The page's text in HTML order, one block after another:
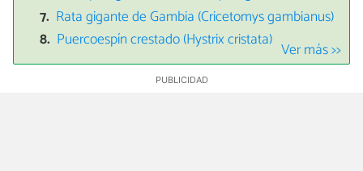
Rata gigante de Gambia (Cricetomys gambianus)
Puercoespín crestado (Hystrix cristata) Ver más >>